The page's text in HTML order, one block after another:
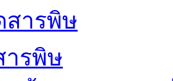
สารพิษ
ารพิษ